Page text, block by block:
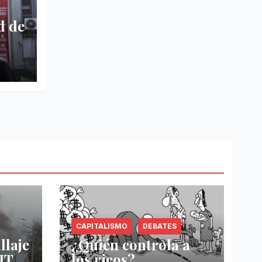
de
CAPITALISMO DEBATES
¿Quién controla a